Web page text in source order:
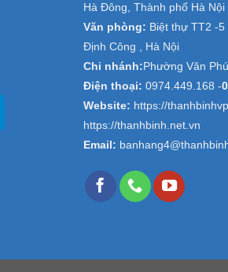
Hà Đông, Thành phố Hà Nội
Văn phòng: Biệt thự TT2 -
Định Công , Hà Nội
Chi nhánh: Phường Văn
Điện thoại: 0974.449.168 -
Website: https://
https://thanhbinh.net.vn
Email: